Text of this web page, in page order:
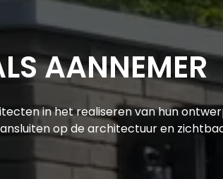
AANNEMER
in het realiseren van hun
op de architectuur en